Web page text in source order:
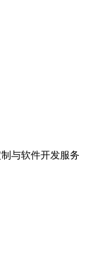
与软件开发服务